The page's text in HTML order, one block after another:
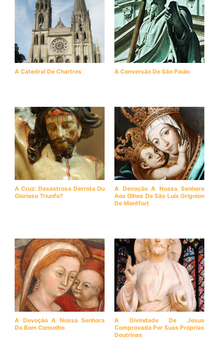
A Catedral De Chartres A Conversão De São Paulo
A Cruz: Desastrosa Derrota Ou
Glorioso Triunfo?
A Devoção A Nossa Senhora
Aos Olhos De São Luís Grignion
De Montfort
A Devoção A Nossa Senhora
Do Bom Conselho
A Divindade De Jesus
Comprovada Por Suas Próprias
Doutrinas